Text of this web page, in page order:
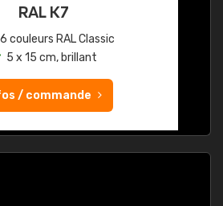
RAL K7
couleurs RAL Classic
5 x 15 cm, brillant
/ commande